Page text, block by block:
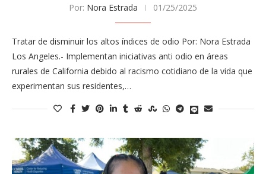
Por: Nora Estrada 01/25/2025
Tratar de d​isminuir ​los altos índices de odio Por: Nora Estrada
Los Angeles.- Implementan iniciativas anti odio en áreas
rurales de California debido al racismo cotidiano de la vida que
experimentan sus residentes,…